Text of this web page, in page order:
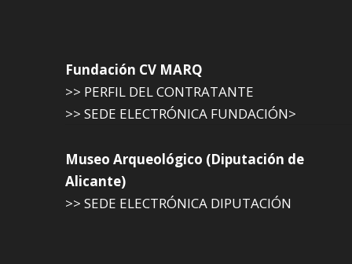
Fundación CV MARQ
>> PERFIL DEL CONTRATANTE
>> SEDE ELECTRÓNICA FUNDACIÓN>
Museo Arqueológico (Diputación de
Alicante)
>> SEDE ELECTRÓNICA DIPUTACIÓN